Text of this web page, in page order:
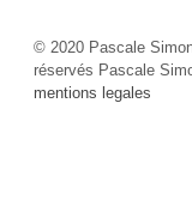
© 2020 Pascale
réservés Pascale
mentions legales